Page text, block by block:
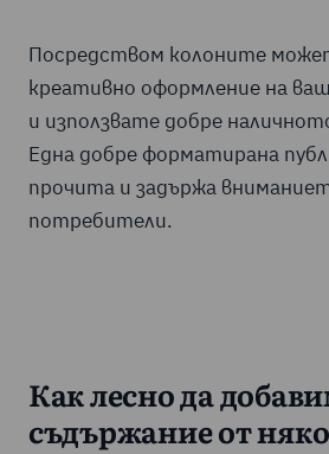
Посредством колоните
креативно оформление на
и използвате добре
Една добре форматирана
прочита и задържа
потребители.
Как лесно да
съдържание от